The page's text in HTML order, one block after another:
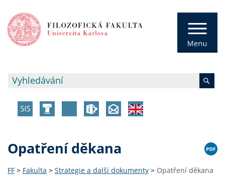
Opatření děkana
FF > Fakulta > Strategie a další dokumenty > Opatření děkana